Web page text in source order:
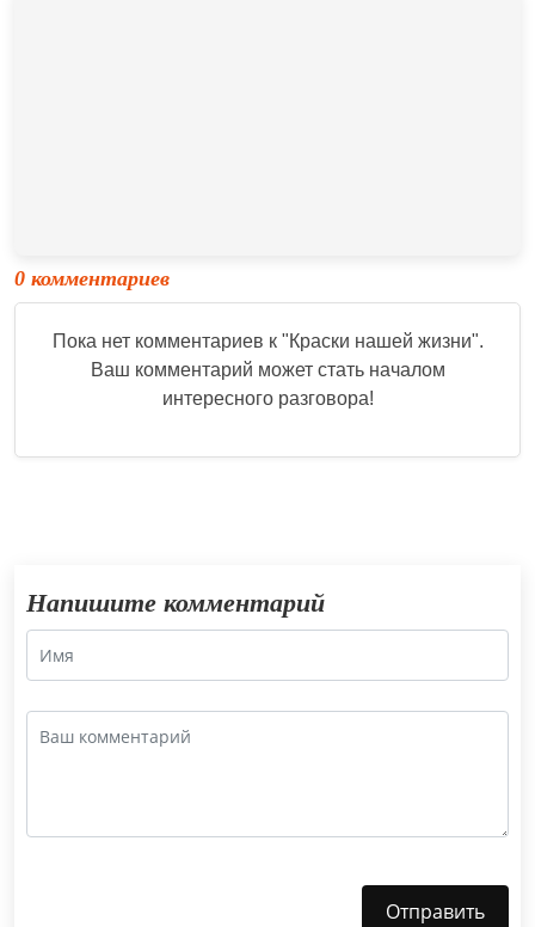
0 комментариев
Пока нет комментариев к "Краски нашей жизни".
Ваш комментарий может стать началом
интересного разговора!
Напишите комментарий
Отправить